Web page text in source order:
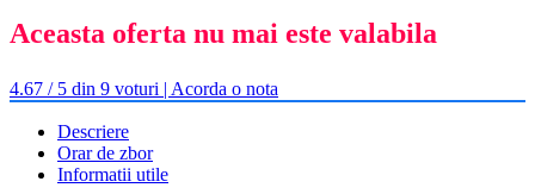
Aceasta oferta nu mai este valabila
4.67 / 5 din 9 voturi | Acorda o nota
Descriere
Orar de zbor
Informatii utile